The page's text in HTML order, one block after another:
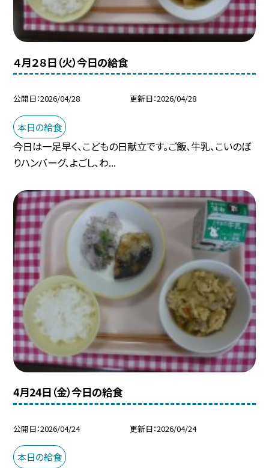
４月２８日（火）今日の給食
公開日 2026/04/28 更新日 2026/04/28
本日の給食
今日は一足早く、こどもの日献立です。ご飯、牛乳、こいのぼ
りハンバーグ、よごし、わ...
4月24日（金）今日の給食
公開日 2026/04/24 更新日 2026/04/24
本日の給食